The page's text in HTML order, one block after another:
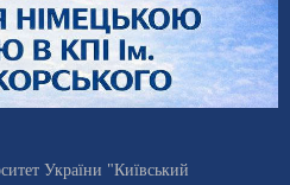
України "Київський